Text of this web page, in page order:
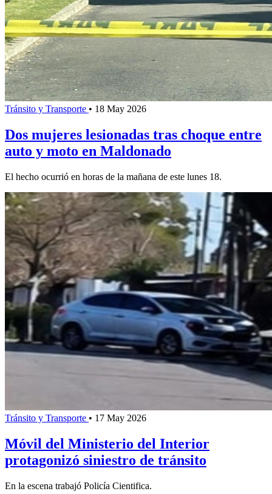
Tránsito y Transporte • 18 May 2026
Dos mujeres lesionadas tras choque entre
auto y moto en Maldonado
El hecho ocurrió en horas de la mañana de este lunes 18.
Tránsito y Transporte • 17 May 2026
Móvil del Ministerio del Interior
protagonizó siniestro de tránsito
En la escena trabajó Policía Cientifica.